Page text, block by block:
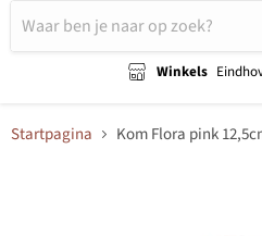
Winkels
Startpagina Kom Flora pink